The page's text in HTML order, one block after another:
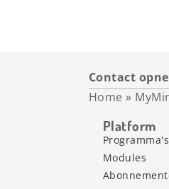
Contact
Home »
Platform
Programma's
Modules